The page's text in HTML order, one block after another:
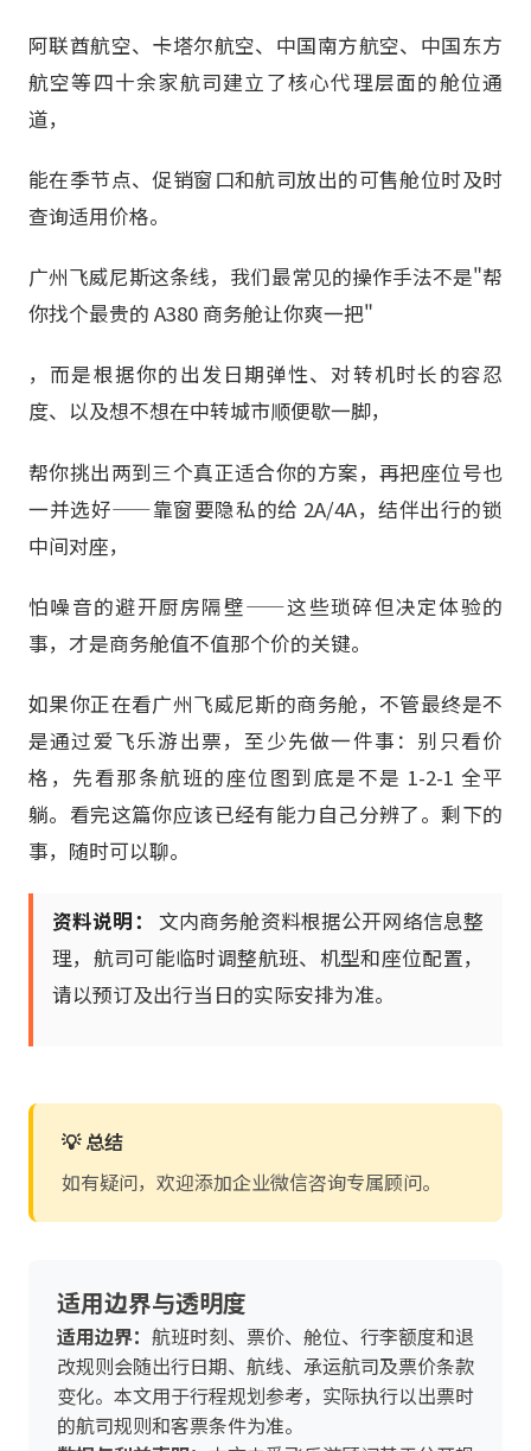
阿联酋航空、卡塔尔航空、中国南方航空、中国东方
航空等四十余家航司建立了核心代理层面的舱位通
道，
能在季节点、促销窗口和航司放出的可售舱位时及时
查询适用价格。
广州飞威尼斯这条线，我们最常见的操作手法不是"帮
你找个最贵的 A380 商务舱让你爽一把"
，而是根据你的出发日期弹性、对转机时长的容忍
度、以及想不想在中转城市顺便歇一脚，
帮你挑出两到三个真正适合你的方案，再把座位号也
一并选好——靠窗要隐私的给 2A/4A，结伴出行的锁
中间对座，
怕噪音的避开厨房隔壁——这些琐碎但决定体验的
事，才是商务舱值不值那个价的关键。
如果你正在看广州飞威尼斯的商务舱，不管最终是不
是通过爱飞乐游出票，至少先做一件事：别只看价
格，先看那条航班的座位图到底是不是 1-2-1 全平
躺。看完这篇你应该已经有能力自己分辨了。剩下的
事，随时可以聊。
资料说明：
文内商务舱资料根据公开网络信息整
理，航司可能临时调整航班、机型和座位配置，
请以预订及出行当日的实际安排为准。
💡 总结
如有疑问，欢迎添加企业微信咨询专属顾问。
适用边界与透明度
适用边界： 航班时刻、票价、舱位、行李额度和退
改规则会随出行日期、航线、承运航司及票价条款
变化。本文用于行程规划参考，实际执行以出票时
的航司规则和客票条件为准。